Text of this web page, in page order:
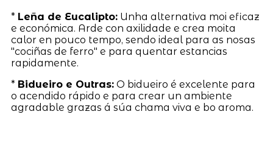
* Leña de Eucalipto:Unha alternativa moi eficaz
e económica. Arde con axilidade e crea moita
calor en pouco tempo, sendo ideal para as nosas
"cociñas de ferro" e para quentar estancias
rapidamente.
* Bidueiro e Outras:O bidueiro é excelente para
o acendido rápido e para crear un ambiente
agradable grazas á súa chama viva e bo aroma.